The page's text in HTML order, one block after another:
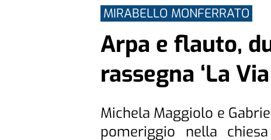
MIRABELLO MONFERRATO
Arpa e flauto,
rassegna ‘La
Michela Maggiolo e
pomeriggio nella